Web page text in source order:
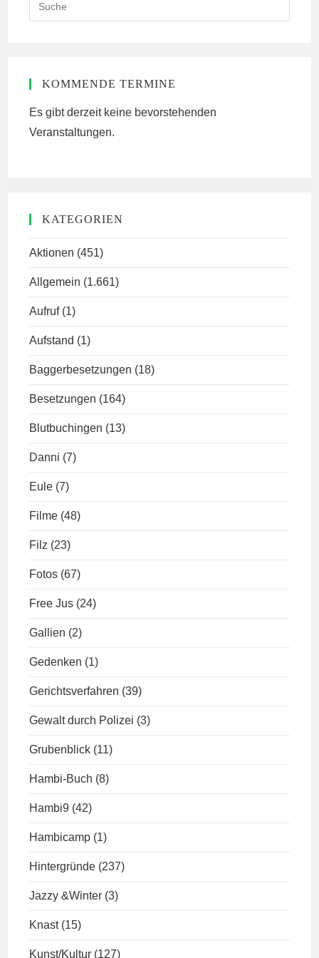
this
KOMMENDE TERMINE
Es gibt derzeit keine bevorstehenden
Veranstaltungen.
KATEGORIEN
Aktionen (451)
Allgemein (1.661)
Aufruf (1)
Aufstand (1)
Baggerbesetzungen (18)
Besetzungen (164)
Blutbuchingen (13)
Danni (7)
Eule (7)
Filme (48)
Filz (23)
Fotos (67)
Free Jus (24)
Gallien (2)
Gedenken (1)
Gerichtsverfahren (39)
Gewalt durch Polizei (3)
Grubenblick (11)
Hambi-Buch (8)
Hambi9 (42)
Hambicamp (1)
Hintergründe (237)
Jazzy &Winter (3)
Knast (15)
Kunst/Kultur (127)